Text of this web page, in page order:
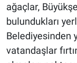
ağaçlar,
bulundukları
Belediyesinden
vatandaşlar